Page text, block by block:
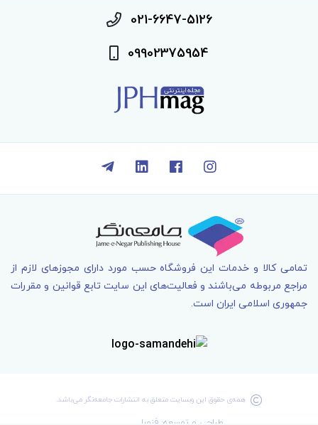
021-6647-5126
09902375954
تمامی کالا و خدمات اين فروشگاه حسب مورد دارای مجوزهای لازم از
مراجع مربوطه می‌باشند و فعاليت‌های اين سايت تابع قوانين و مقررات
جمهوری اسلامی ايران است.
همه‌ی حقوق اين وبسايت متعلق به انتشارات جامعه­‌نگر می‌باشد.